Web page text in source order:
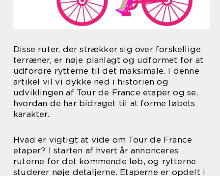
Disse ruter, der strækker sig over forskellige
terræner, er nøje planlagt og udformet for at
udfordre rytterne til det maksimale. I denne
artikel vil vi dykke ned i historien og
udviklingen af Tour de France etaper og se,
hvordan de har bidraget til at forme løbets
karakter.
Hvad er vigtigt at vide om Tour de France
etaper? I starten af hvert år annonceres
ruterne for det kommende løb, og rytterne
studerer nøje detaljerne. Etaperne er opdelt i